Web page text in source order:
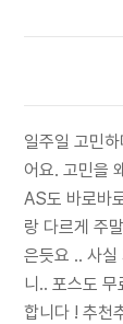
일주일 고민
어요. 고민을
AS도 바로바
랑 다르게 주
은듯요 .. 사실
니.. 포스도
합니다 ! 추천